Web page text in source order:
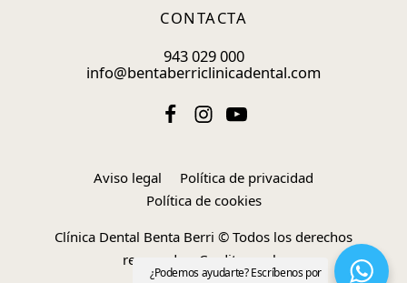
CONTACTA
943 029 000
info@bentaberriclinicadental.com
Aviso legal
Política de privacidad
Política de cookies
Clínica Dental Benta Berri © Todos los derechos
reservados. Creditos web
¿Podemos ayudarte? Escríbenos por